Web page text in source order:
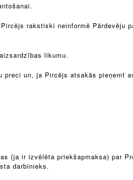
rakstiski neinformē Pārdevēju
likumu.
un, ja Pircējs atsakās pieņemt
(ja ir izvēlēta priekšapmaksa) par
darbinieks.